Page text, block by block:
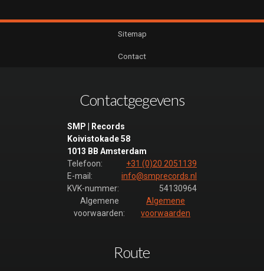
Sitemap
Contact
Contactgegevens
SMP | Records
Koivistokade 58
1013 BB Amsterdam
Telefoon:
+31 (0)20 2051139
E-mail:
info@smprecords.nl
KVK-nummer:
54130964
Algemene
voorwaarden:
Algemene
voorwaarden
Route